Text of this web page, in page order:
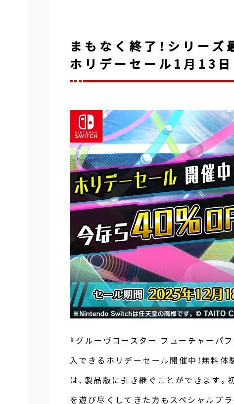
まもなく終了！シリー
ホリデーセール1月13日
『グルーヴコースター フューチャーパ
入できるホリデーセール開催中！無料
は、製品版に引き継ぐことができます。
を遊び尽くしてきた方もスペシャルプラ